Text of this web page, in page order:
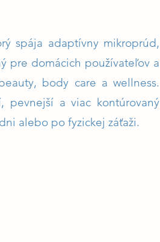
spája adaptívny mikroprúd,
pre domácich používateľov a
body care a wellness.
pevnejší a viac kontúrovaný
alebo po fyzickej záťaži.